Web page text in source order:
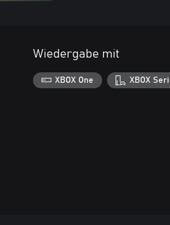
Wiedergabe mit
XBOX One XBOX